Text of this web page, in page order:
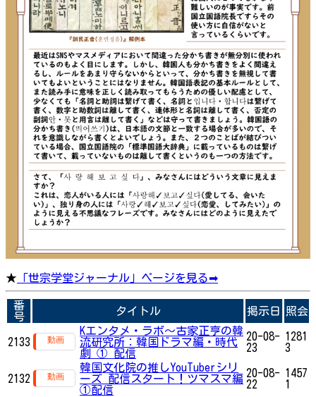
★ 「世宗学堂ジャーナル」ページを見る➡
番
号
タイトル 掲示日 照会
2133
Kエンタメ・ラボ～古家正亨の韓
流研究所：韓国ドラマ編・時代
劇 ① 配信
20-08-
23
1281
3
2132
韓国文化院の推しYouTuberシリ
ーズ 配信スタート！ツマスマ編
①配信
20-08-
22
1457
1